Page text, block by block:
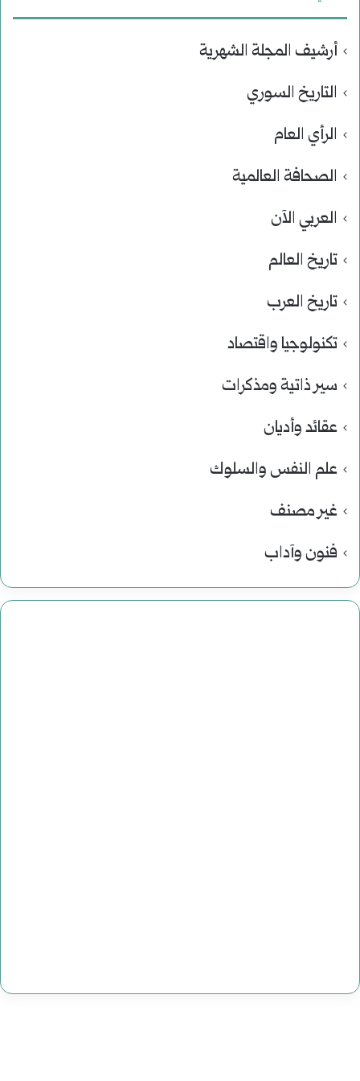
أرشيف المجلة الشهرية
التاريخ السوري
الرأي العام
الصحافة العالمية
العربي الآن
تاريخ العالم
تاريخ العرب
تكنولوجيا واقتصاد
سير ذاتية ومذكرات
عقائد وأديان
علم النفس والسلوك
غير مصنف
فنون وآداب